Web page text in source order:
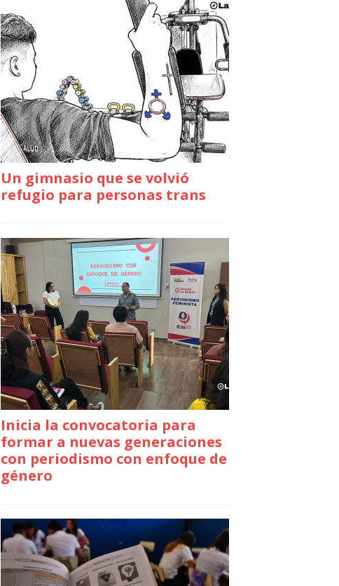
Un gimnasio que se volvió
refugio para personas trans
Inicia la convocatoria para
formar a nuevas generaciones
con periodismo con enfoque de
género